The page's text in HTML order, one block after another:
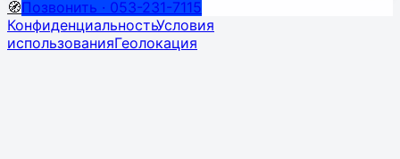
🧭Позвонить · 053-231-7115
КонфиденциальностьУсловия
использованияГеолокация